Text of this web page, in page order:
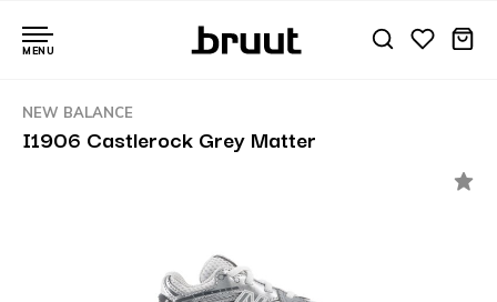
MENU
NEW BALANCE
I1906 Castlerock Grey Matter